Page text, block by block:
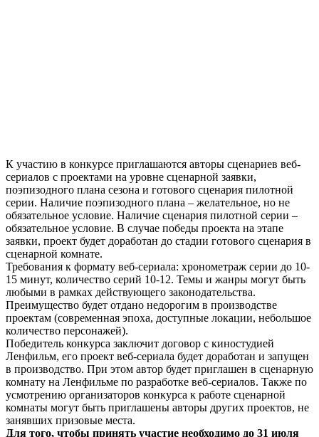
К участию в конкурсе приглашаются авторы сценариев веб-
сериалов с проектами на уровне сценарной заявки,
поэпизодного плана сезона и готового сценария пилотной
серии. Наличие поэпизодного плана – желательное, но не
обязательное условие. Наличие сценария пилотной серии –
обязательное условие. В случае победы проекта на этапе
заявки, проект будет доработан до стадии готового сценария в
сценарной комнате.
Требования к формату веб-сериала: хронометраж серии до 10-
15 минут, количество серий 10-12. Темы и жанры могут быть
любыми в рамках действующего законодательства.
Преимущество будет отдано недорогим в производстве
проектам (современная эпоха, доступные локации, небольшое
количество персонажей).
Победитель конкурса заключит договор с киностудией
Ленфильм, его проект веб-сериала будет доработан и запущен
в производство. При этом автор будет приглашен в сценарную
комнату на Ленфильме по разработке веб-сериалов. Также по
усмотрению организаторов конкурса к работе сценарной
комнаты могут быть приглашены авторы других проектов, не
занявших призовые места.
Для того, чтобы принять участие необходимо до 31 июля